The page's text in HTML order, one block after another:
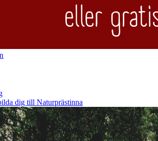
dig till Naturprästinna